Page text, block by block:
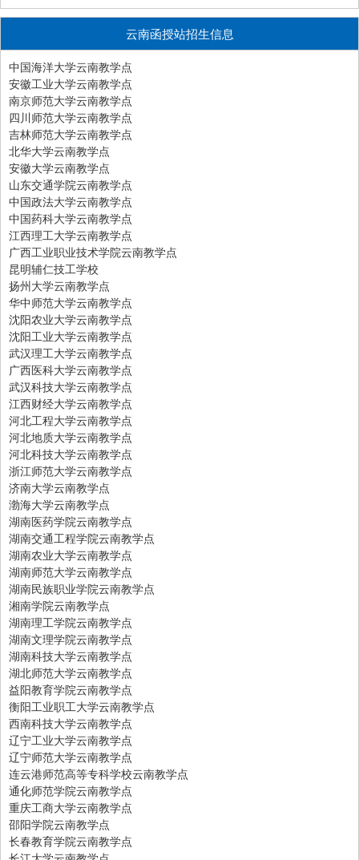
云南函授站招生信息
中国海洋大学云南教学点
安徽工业大学云南教学点
南京师范大学云南教学点
四川师范大学云南教学点
吉林师范大学云南教学点
北华大学云南教学点
安徽大学云南教学点
山东交通学院云南教学点
中国政法大学云南教学点
中国药科大学云南教学点
江西理工大学云南教学点
广西工业职业技术学院云南教学点
昆明辅仁技工学校
扬州大学云南教学点
华中师范大学云南教学点
沈阳农业大学云南教学点
沈阳工业大学云南教学点
武汉理工大学云南教学点
广西医科大学云南教学点
武汉科技大学云南教学点
江西财经大学云南教学点
河北工程大学云南教学点
河北地质大学云南教学点
河北科技大学云南教学点
浙江师范大学云南教学点
济南大学云南教学点
渤海大学云南教学点
湖南医药学院云南教学点
湖南交通工程学院云南教学点
湖南农业大学云南教学点
湖南师范大学云南教学点
湖南民族职业学院云南教学点
湘南学院云南教学点
湖南理工学院云南教学点
湖南文理学院云南教学点
湖南科技大学云南教学点
湖北师范大学云南教学点
益阳教育学院云南教学点
衡阳工业职工大学云南教学点
西南科技大学云南教学点
辽宁工业大学云南教学点
辽宁师范大学云南教学点
连云港师范高等专科学校云南教学点
通化师范学院云南教学点
重庆工商大学云南教学点
邵阳学院云南教学点
长春教育学院云南教学点